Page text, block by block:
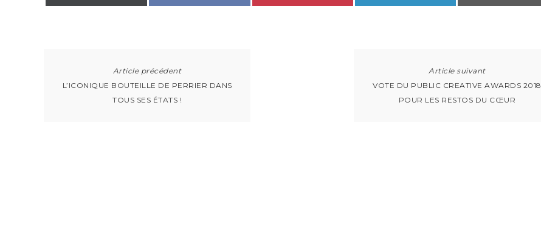
L’ICONIQUE BOUTEILLE DE PERRIER DANS
TOUS SES ÉTATS !
VOTE DU PUBLIC CREATIVE AWARDS 2018
POUR LES RESTOS DU CŒUR